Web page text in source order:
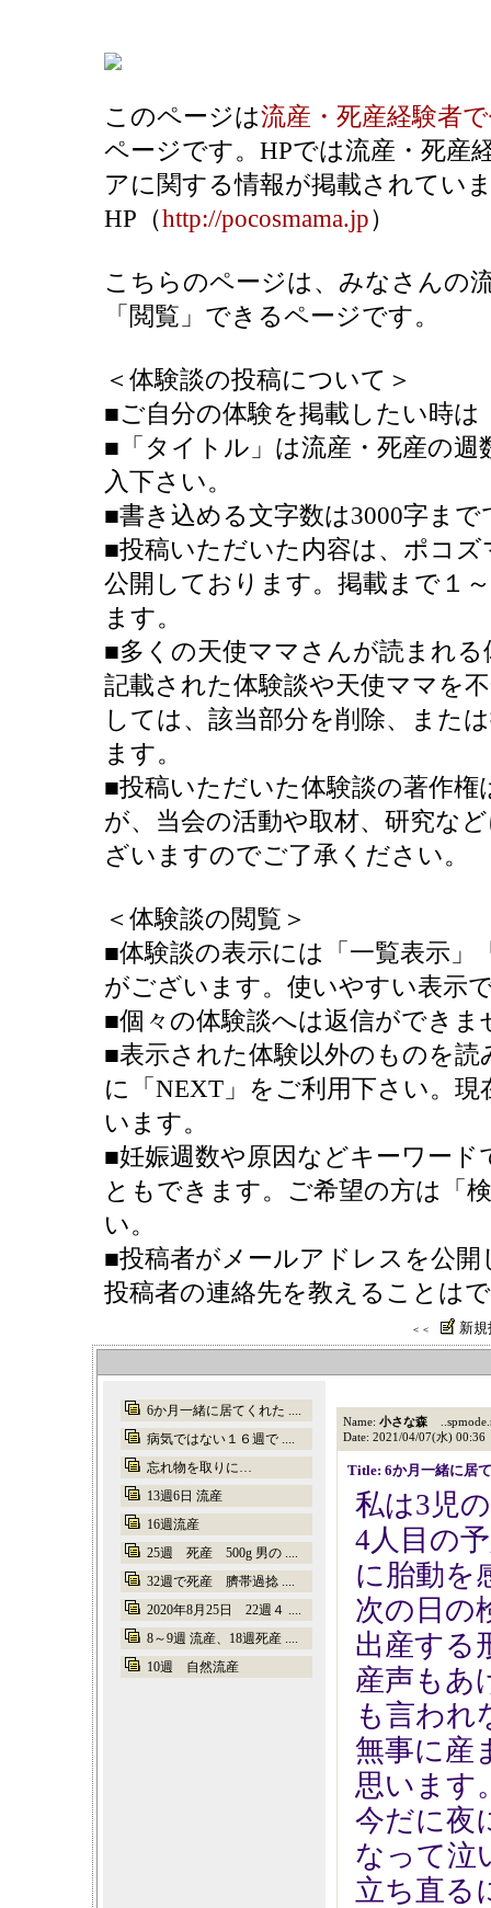
このページは流産・死産経験者
ページです。HPでは流産・死産
アに関する情報が掲載されてい
HP（http://pocosmama.jp）
こちらのページは、みなさんの
「閲覧」できるページです。
＜体験談の投稿について＞
■ご自分の体験を掲載したい時
■「タイトル」は流産・死産の
入下さい。
■書き込める文字数は3000字ま
■投稿いただいた内容は、ポコ
公開しております。掲載まで１
ます。
■多くの天使ママさんが読まれ
記載された体験談や天使ママを
しては、該当部分を削除、また
ます。
■投稿いただいた体験談の著作
が、当会の活動や取材、研究な
ざいますのでご了承ください。
＜体験談の閲覧＞
■体験談の表示には「一覧表示」
がございます。使いやすい表示
■個々の体験談へは返信ができま
■表示された体験以外のものを
に「NEXT」をご利用下さい。
います。
■妊娠週数や原因などキーワー
ともできます。ご希望の方は「
い。
■投稿者がメールアドレスを公
投稿者の連絡先を教えることは
＜＜ 新規
6か月一緒に居てくれた ....
病気ではない１６週で ....
忘れ物を取りに…
13週6日 流産
16週流産
25週 死産 500g 男の ....
32週で死産 臍帯過捻 ....
2020年8月25日 22週４ ....
8～9週 流産、18週死産 ....
10週 自然流産
Name: 小さな森
Date: 2021/04/07(水) 00:36
Title: 6か月一緒に居
私は3児
4人目の
に胎動を
次の日の
出産する
産声もあ
も言われ
無事に産
思います
今だに夜
なって泣
立ち直る